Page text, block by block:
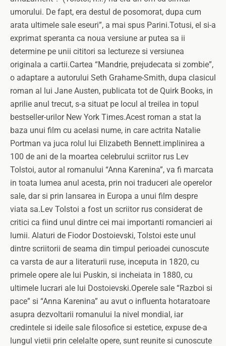
umorului. De fapt, era destul de posomorat, dupa cum
arata ultimele sale eseuri”, a mai spus Parini.Totusi, el si-a
exprimat speranta ca noua versiune ar putea sa ii
determine pe unii cititori sa lectureze si versiunea
originala a cartii.Cartea “Mandrie, prejudecata si zombie”,
o adaptare a autorului Seth Grahame-Smith, dupa clasicul
roman al lui Jane Austen, publicata tot de Quirk Books, in
aprilie anul trecut, s-a situat pe locul al treilea in topul
bestseller-urilor New York Times.Acest roman a stat la
baza unui film cu acelasi nume, in care actrita Natalie
Portman va juca rolul lui Elizabeth Bennett.implinirea a
100 de ani de la moartea celebrului scriitor rus Lev
Tolstoi, autor al romanului “Anna Karenina”, va fi marcata
in toata lumea anul acesta, prin noi traduceri ale operelor
sale, dar si prin lansarea in Europa a unui film despre
viata sa.Lev Tolstoi a fost un scriitor rus considerat de
critici ca fiind unul dintre cei mai importanti romancieri ai
lumii. Alaturi de Fiodor Dostoievski, Tolstoi este unul
dintre scriitorii de seama din timpul perioadei cunoscute
ca varsta de aur a literaturii ruse, inceputa in 1820, cu
primele opere ale lui Puskin, si incheiata in 1880, cu
ultimele lucrari ale lui Dostoievski.Operele sale “Razboi si
pace” si “Anna Karenina” au avut o influenta hotaratoare
asupra dezvoltarii romanului la nivel mondial, iar
credintele si ideile sale filosofice si estetice, expuse de-a
lungul vietii prin celelalte opere, sunt reunite si cunoscute